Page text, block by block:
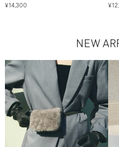
¥14,300
NEW